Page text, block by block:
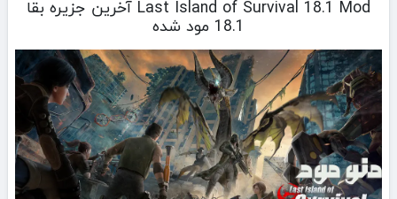
Last Island of Survival 18.1 Mod آخرین جزیره بقا
18.1 مود شده